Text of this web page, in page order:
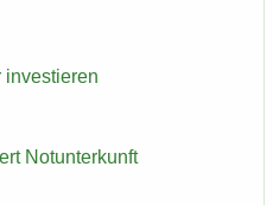
in­ves­tie­ren
Not­un­ter­kunft